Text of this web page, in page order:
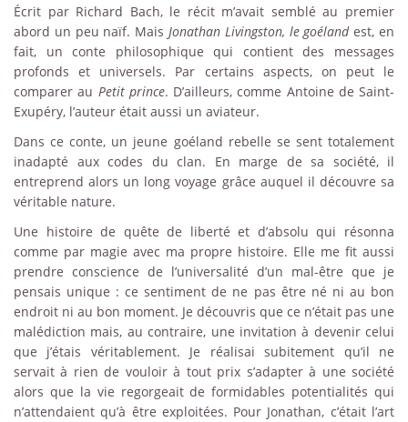
Écrit par Richard Bach, le récit m’avait semblé au premier
abord un peu naïf. Mais Jonathan Livingston, le goélandest, en
fait, un conte philosophique qui contient des messages
profonds et universels. Par certains aspects, on peut le
comparer au Petit prince. D’ailleurs, comme Antoine de Saint-
Exupéry, l’auteur était aussi un aviateur.
Dans ce conte, un jeune goéland rebelle se sent totalement
inadapté aux codes du clan. En marge de sa société, il
entreprend alors un long voyage grâce auquel il découvre sa
véritable nature.
Une histoire de quête de liberté et d’absolu qui résonna
comme par magie avec ma propre histoire. Elle me fit aussi
prendre conscience de l’universalité d’un mal-être que je
pensais unique : ce sentiment de ne pas être né ni au bon
endroit ni au bon moment. Je découvris que ce n’était pas une
malédiction mais, au contraire, une invitation à devenir celui
que j’étais véritablement. Je réalisai subitement qu’il ne
servait à rien de vouloir à tout prix s’adapter à une société
alors que la vie regorgeait de formidables potentialités qui
n’attendaient qu’à être exploitées. Pour Jonathan, c’était l’art